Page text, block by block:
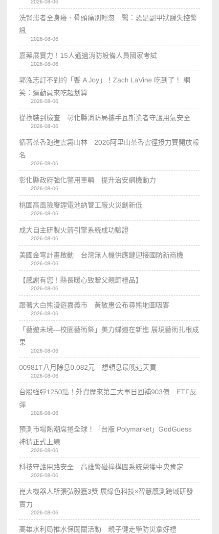
2026-08-06
洗腎患者全身癢、骨頭痛別輕忽 醫：恐是副甲狀腺失控警
訊
2026-08-06
嘉藥展實力！15人通過消防設備人員國家考試
2026-08-06
郭泓志訂不到的「饗 A Joy」！Zach LaVine 吃到了！ 網
笑：運動員來吃超划算
2026-08-06
從換裝到檢查 彰化縣消防局攜手瓦斯業者守護用氣安全
2026-08-06
循著茶香跑進雲霧山林 2026阿里山茶香雲徑接力賽開放報
名
2026-08-06
彰化縣政府強化警用車輛 提升治安網機動力
2026-08-06
桃園高風險廢鋰電池納管工廠火災創新低
2026-08-06
成大自主研製火箭引擎系統成功驗證
2026-08-06
美國金穹計畫啟動 台灣無人機供應鏈迎接國防新商機
2026-08-06
【感謝有您！縣長暖心致贈父親節禮品】
2026-08-06
跟著大白熊漫遊嘉義市 黃敏惠公布尋熊地圖吸客
2026-08-06
「藝遊未境—校園藝術祭」美力蝶道在新進 展現藝術扎根成
果
2026-08-06
00981T八月除息0.082元 想領息最晚這天買
2026-08-06
台股強彈1250點！外資歷來第三大單日回補903億 ETF反
彈
2026-08-06
預測市場熱潮席捲全球！「台版 Polymarket」GodGuess
神猜正式上線
2026-08-06
科技守護用路安全 高雄警碰撞構圖系統榮獲中央肯定
2026-08-06
崑大機器人所張弘毅獲3獎 展綠色科技×智慧感測跨域研發
實力
2026-08-06
高雄水利局推水保闖關活動 親子健走學防災拿好禮